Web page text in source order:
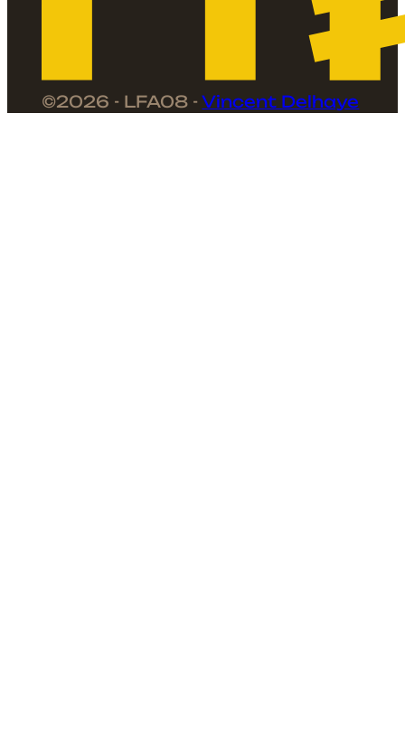
©2026 - LFA08 -Vincent Delhaye